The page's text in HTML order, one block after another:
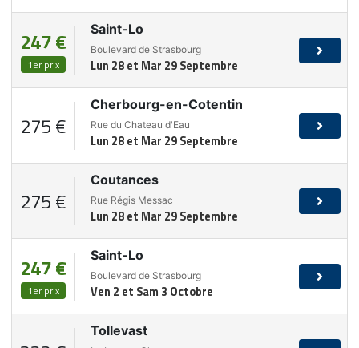
247 €
1er prix
Saint-Lo
Boulevard de Strasbourg
Lun 28 et Mar 29 Septembre
275 €
Cherbourg-en-Cotentin
Rue du Chateau d'Eau
Lun 28 et Mar 29 Septembre
275 €
Coutances
Rue Régis Messac
Lun 28 et Mar 29 Septembre
247 €
1er prix
Saint-Lo
Boulevard de Strasbourg
Ven 2 et Sam 3 Octobre
Tollevast